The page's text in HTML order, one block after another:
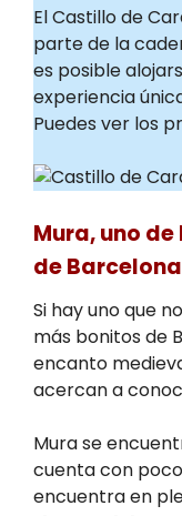
El Castillo de
parte de la
es posible
experiencia
Puedes ver los
Mura, uno
de Barcelona
Si hay uno que
más bonitos de
encanto
acercan a
Mura se
cuenta con
encuentra en